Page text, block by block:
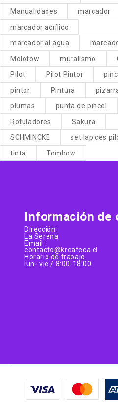
Manualidades
marcador
marcador acrílico
marcador al agua
Molotow
muralismo
Pilot
Pilot Pintor
pintor
Pintura
plumas
punta de pincel
Rotuladores
Sakura
SCHMINCKE
set lapices
tinta
Tombow
Información de
Dirección:
La Serena
Email:
contacto@kreateca.cl
Horario de trabajo
lun- vie / 8:00-18:00